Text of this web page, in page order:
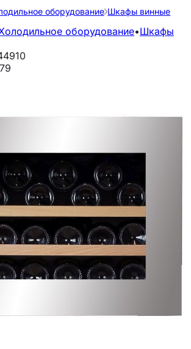
оборудование Шкафы винные
оборудование•Шкафы